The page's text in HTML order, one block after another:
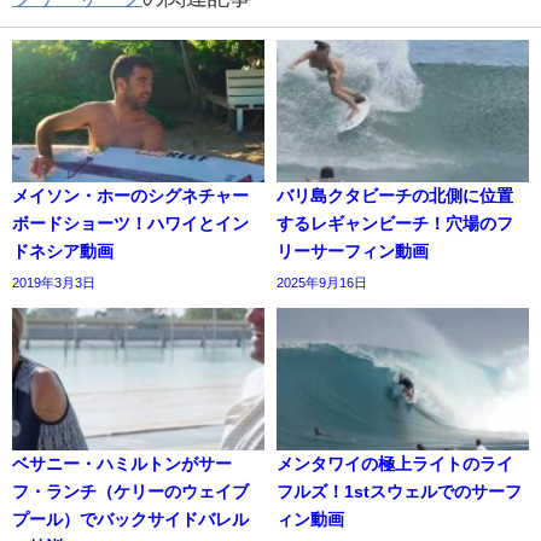
メイソン・ホーのシグネチャー
ボードショーツ！ハワイとイン
ドネシア動画
2019年3月3日
バリ島クタビーチの北側に位置
するレギャンビーチ！穴場のフ
リーサーフィン動画
2025年9月16日
ベサニー・ハミルトンがサー
フ・ランチ（ケリーのウェイブ
プール）でバックサイドバレル
メンタワイの極上ライトのライ
フルズ！1stスウェルでのサーフ
ィン動画